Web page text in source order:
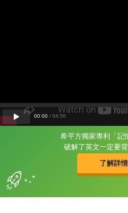
希平方獨家專利「記
破解了英文一定要
了解詳情
片尾有
攻其不
的品牌故
00:00 / 04:50